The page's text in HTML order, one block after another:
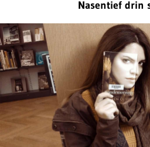
Nasentief drin